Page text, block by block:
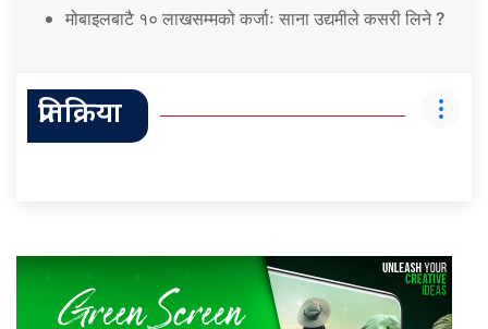
मोबाइलबाटै १० लाखसम्मको कर्जाः साना उद्यमीले कसरी लिने ?
प्रतिक्रिया